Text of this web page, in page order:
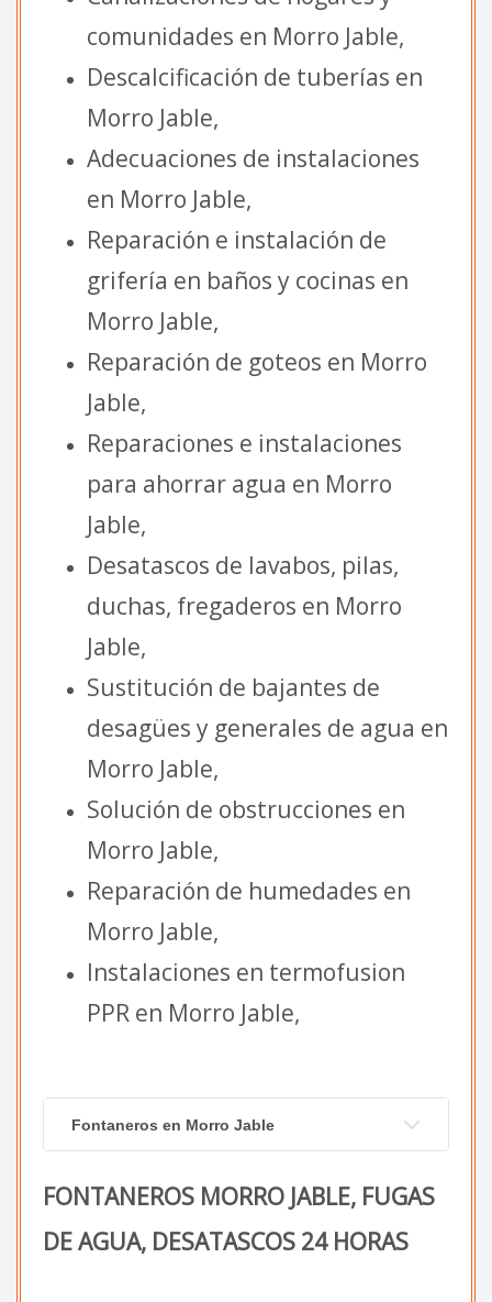
comunidades en Morro Jable,
Descalcificación de tuberías en
Morro Jable,
Adecuaciones de instalaciones
en Morro Jable,
Reparación e instalación de
grifería en baños y cocinas en
Morro Jable,
Reparación de goteos en Morro
Jable,
Reparaciones e instalaciones
para ahorrar agua en Morro
Jable,
Desatascos de lavabos, pilas,
duchas, fregaderos en Morro
Jable,
Sustitución de bajantes de
desagües y generales de agua en
Morro Jable,
Solución de obstrucciones en
Morro Jable,
Reparación de humedades en
Morro Jable,
Instalaciones en termofusion
PPR en Morro Jable,
Fontaneros en Morro Jable
FONTANEROS MORRO JABLE, FUGAS
DE AGUA, DESATASCOS 24 HORAS